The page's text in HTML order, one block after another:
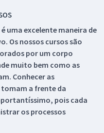
uma excelente maneira de
Os nossos cursos são
por um corpo
muito bem como as
Conhecer as
a frente da
pois cada
os processos